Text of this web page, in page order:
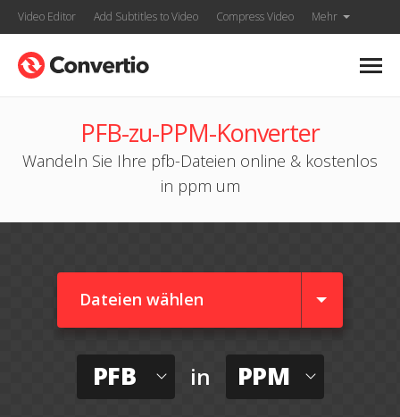
Video Editor Add Subtitles to Video Compress Video Mehr
PFB-zu-PPM-Konverter
Wandeln Sie Ihre pfb-Dateien online & kostenlos
in ppm um
Dateien wählen
PFB in PPM